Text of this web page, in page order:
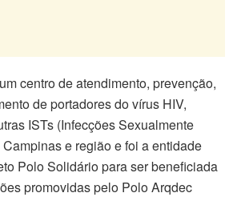
centro de atendimento, prevenção,
de portadores do vírus HIV,
ISTs (Infecções Sexualmente
e região e foi a entidade
Polo Solidário para ser beneficiada
promovidas pelo Polo Arqdec